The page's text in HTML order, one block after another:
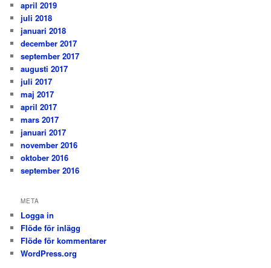
april 2019
juli 2018
januari 2018
december 2017
september 2017
augusti 2017
juli 2017
maj 2017
april 2017
mars 2017
januari 2017
november 2016
oktober 2016
september 2016
META
Logga in
Flöde för inlägg
Flöde för kommentarer
WordPress.org